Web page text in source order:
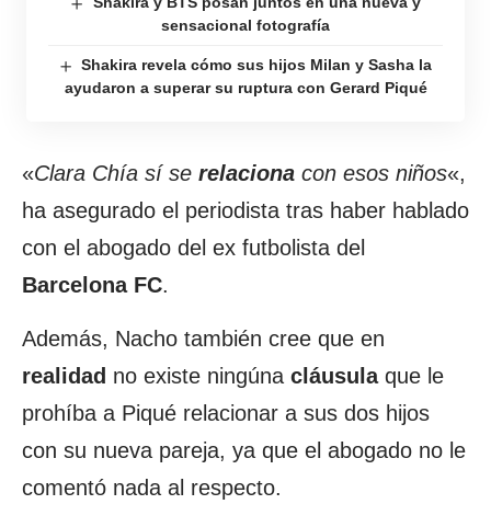
sensacional fotografía
Shakira revela cómo sus hijos Milan y Sasha la
ayudaron a superar su ruptura con Gerard Piqué
«Clara Chía sí se relaciona con esos niños«,
ha asegurado el periodista tras haber hablado
con el abogado del ex futbolista del
Barcelona FC.
Además, Nacho también cree que en
realidad no existe ningúna cláusulaque le
prohíba a Piqué relacionar a sus dos hijos
con su nueva pareja, ya que el abogado no le
comentó nada al respecto.